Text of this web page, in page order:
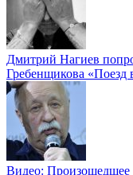
Дмитрий Нагиев
Гребенщикова «Поезд
Видео: Произошедшее